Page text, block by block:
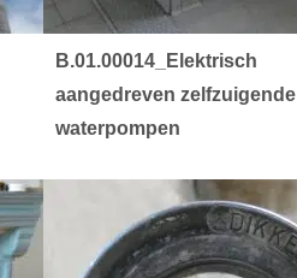
B.01.00014_Elektrisch
aangedreven zelfzuigende
waterpompen